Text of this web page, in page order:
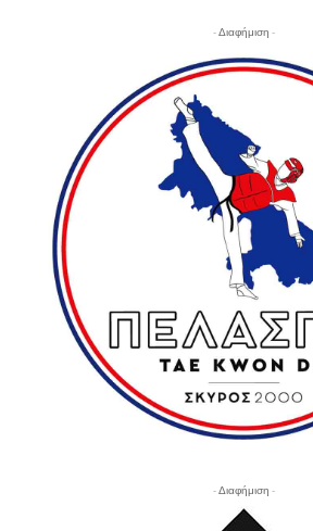
- Διαφήμιση -
- Διαφήμιση -